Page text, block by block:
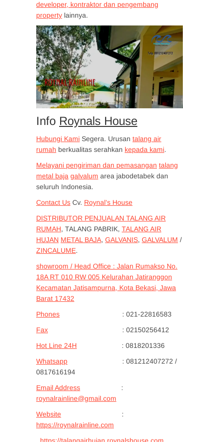
developer, kontraktor dan pengembang
property lainnya.
Info Roynals House
Hubungi Kami Segera. Urusan talang air
rumah berkualitas serahkan kepada kami.
Melayani pengiriman dan pemasangan talang
metal baja galvalum area jabodetabek dan
seluruh Indonesia.
Contact Us Cv. Roynal’s House
DISTRIBUTOR PENJUALAN TALANG AIR
RUMAH, TALANG PABRIK, TALANG AIR
HUJAN METAL BAJA, GALVANIS, GALVALUM /
ZINCALUME.
showroom / Head Office : Jalan Rumakso No.
18A RT 010 RW 005 Kelurahan Jatiranggon
Kecamatan Jatisampurna, Kota Bekasi, Jawa
Barat 17432
Phones : 021-22816583
Fax : 02150256412
Hot Line 24H : 0818201336
Whatsapp : 081212407272 /
0817616194
Email Address :
roynalrainline@gmail.com
Website :
https://roynalrainline.com